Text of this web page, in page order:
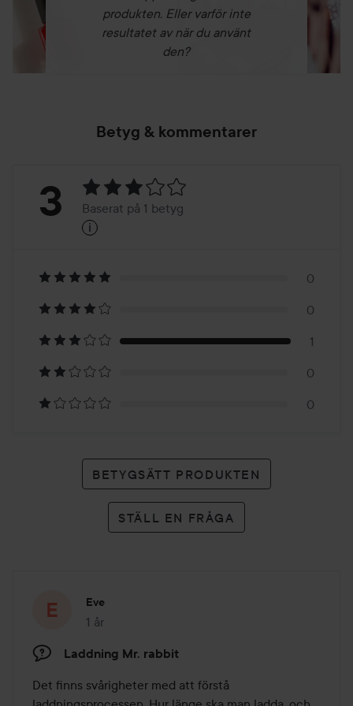
produkten. Eller varför inte
resultatet av när du använt
den?
Betyg & kommentarer
Betyg:
Baserat
på
1
betyg
3 Baserat på 1 betyg
i
0
0
1
0
0
BETYGSÄTT PRODUKTEN
STÄLL EN FRÅGA
Eve
1 år
Inlägget skapades 1 år
Laddning Mr. rabbit
Det finns svårigheter med att förstå